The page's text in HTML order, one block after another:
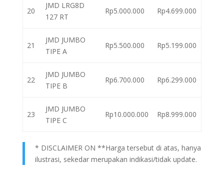
20
JMD LRG8D
127 RT
Rp5.000.000 Rp4.699.000
21
JMD JUMBO
TIPE A
Rp5.500.000 Rp5.199.000
22
JMD JUMBO
TIPE B
Rp6.700.000 Rp6.299.000
23
JMD JUMBO
TIPE C
Rp10.000.000 Rp8.999.000
* DISCLAIMER ON **Harga tersebut di atas, hanya
ilustrasi, sekedar merupakan indikasi/tidak update.